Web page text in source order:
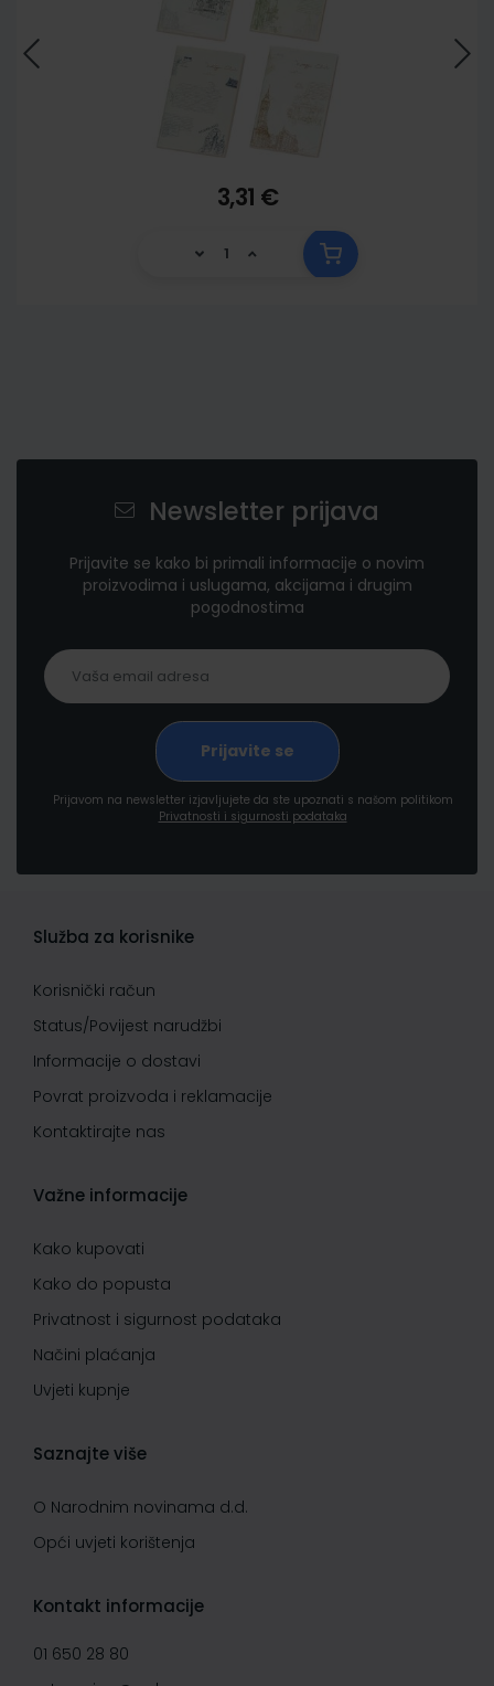
3,31 €
Newsletter prijava
Prijavite se kako bi primali informacije o novim
proizvodima i uslugama, akcijama i drugim
pogodnostima
Prijavom na newsletter izjavljujete da ste upoznati s našom politikom
Privatnosti i sigurnosti podataka
Služba za korisnike
Korisnički račun
Status/Povijest narudžbi
Informacije o dostavi
Povrat proizvoda i reklamacije
Kontaktirajte nas
Važne informacije
Kako kupovati
Kako do popusta
Privatnost i sigurnost podataka
Načini plaćanja
Uvjeti kupnje
Saznajte više
O Narodnim novinama d.d.
Opći uvjeti korištenja
Kontakt informacije
01 650 28 80